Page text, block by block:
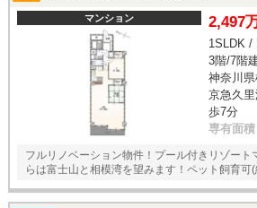
マンション 2,497
1SLDK /
3階/7階
神奈川
京急久
歩7分
専有面積
フルリノベーション物件！プール付きリゾート
らは富士山と相模湾を望みます！ペット飼育可(